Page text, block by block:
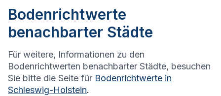
Bodenrichtwerte
benachbarter Städte
Für weitere, Informationen zu den
Bodenrichtwerten benachbarter Städte, besuchen
Sie bitte die Seite für Bodenrichtwerte in
Schleswig-Holstein.